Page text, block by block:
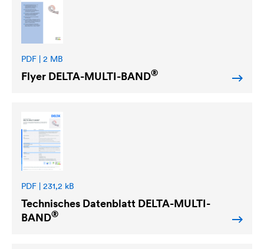
PDF | 2 MB
Flyer DELTA-MULTI-BAND®
PDF | 231,2 kB
Technisches Datenblatt DELTA-MULTI-
BAND®